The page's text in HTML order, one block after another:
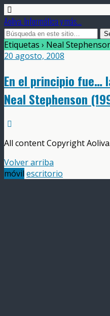
Aoliva. Informática y más...
Etiquetas › Neal
20 agosto, 2008
En el principio fue…
Neal Stephenson
All content Copyright
Volver arriba
móvil escritorio